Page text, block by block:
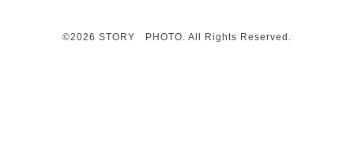
©2026 STORY PHOTO. All Rights Reserved.